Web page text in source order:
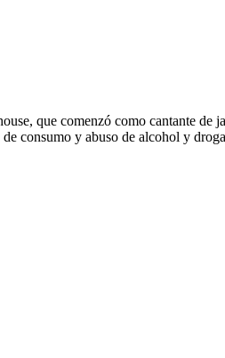
que comenzó como cantante de
consumo y abuso de alcohol y